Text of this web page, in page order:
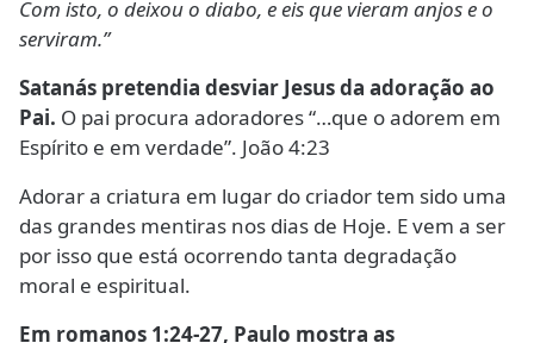
Com isto, o deixou o diabo, e eis que vieram anjos e o
serviram.”
Satanás pretendia desviar Jesus da adoração ao
Pai. O pai procura adoradores “…que o adorem em
Espírito e em verdade”. João 4:23
Adorar a criatura em lugar do criador tem sido uma
das grandes mentiras nos dias de Hoje. E vem a ser
por isso que está ocorrendo tanta degradação
moral e espiritual.
Em romanos 1:24-27, Paulo mostra as